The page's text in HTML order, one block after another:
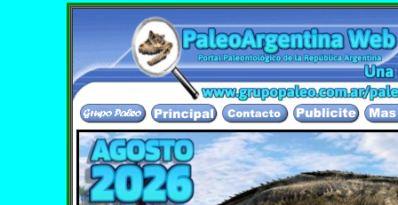
El Portal Paleontologico mas completo de